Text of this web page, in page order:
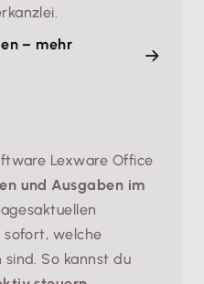
– mehr
Lexware Office
und Ausgaben im
sofort, welche
So kannst du